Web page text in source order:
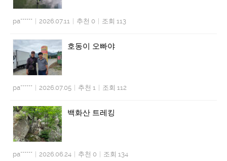
pa****** 2026.07.11 추천 0 조회 113
호동이 오빠야
pa****** 2026.07.05 추천 1 조회 112
백화산 트레킹
pa****** 2026.06.24 추천 0 조회 134